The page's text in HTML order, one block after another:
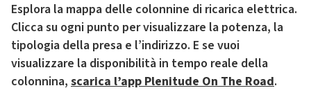
Esplora la mappa delle colonnine di ricarica elettrica.
Clicca su ogni punto per visualizzare la potenza, la
tipologia della presa e l’indirizzo. E se vuoi
visualizzare la disponibilità in tempo reale della
colonnina, scarica l’app Plenitude On The Road.